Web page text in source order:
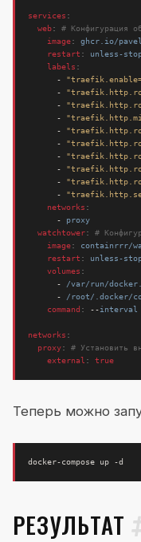
services :
web:
# Конфигурация
image: ghcr.io/
restart :
unless-
labels :
-
-
-
-
-
-
-
-
-
-
networks :
- proxy
watchtower:
#
image:
containrrr/
restart :
unless-
volumes :
- /var/run/
- /root/.docker/
command : --interval
networks :
proxy:
# Установить
external : true
Теперь можно
РЕЗУЛЬТАТ